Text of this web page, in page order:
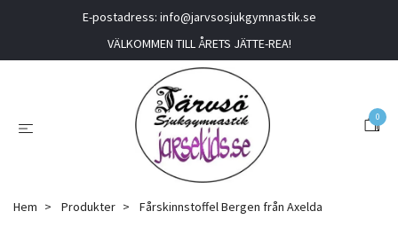
E-postadress: info@jarvsosjukgymnastik.se
VÄLKOMMEN TILL ÅRETS JÄTTE-REA!
0
Hem Produkter Fårskinnstoffel Bergen från Axelda